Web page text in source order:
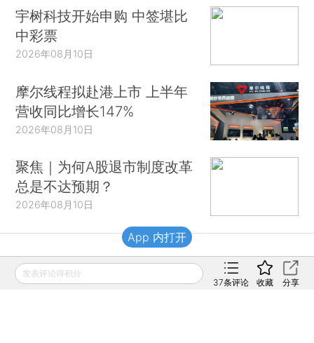
宇树科技开始申购 中签堪比
中彩票
2026年08月10日
摩尔线程拟赴港上市 上半年
营收同比增长147%
2026年08月10日
聚焦｜为何A股退市制度改革
总是不达预期？
2026年08月10日
财新移动
发表评论得积分
37条评论 收藏 分享
App 内打开